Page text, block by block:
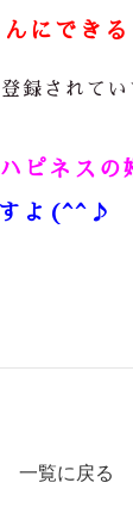
にでき
録されて
ピネスの
すよ(^^♪
一覧に戻る